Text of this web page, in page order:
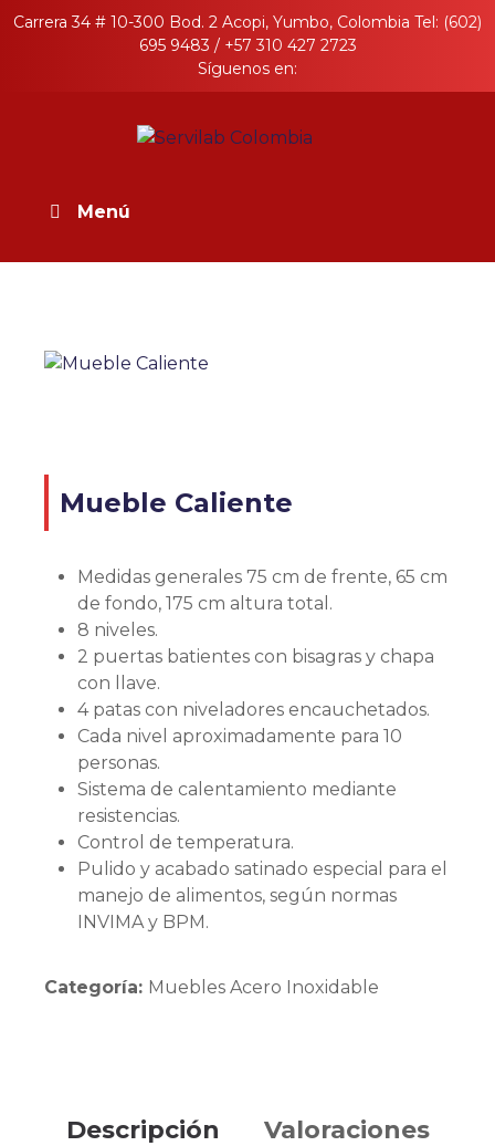
SkipCarrera 34 # 10-300 Bod. 2 Acopi, Yumbo, Colombia Tel: (602)
695 9483 / +57 310 427 2723
Síguenos en:
Menú
Mueble Caliente
Medidas generales 75 cm de frente, 65 cm
de fondo, 175 cm altura total.
8 niveles.
2 puertas batientes con bisagras y chapa
con llave.
4 patas con niveladores encauchetados.
Cada nivel aproximadamente para 10
personas.
Sistema de calentamiento mediante
resistencias.
Control de temperatura.
Pulido y acabado satinado especial para el
manejo de alimentos, según normas
INVIMA y BPM.
Categoría: Muebles Acero Inoxidable
Descripción
Valoraciones